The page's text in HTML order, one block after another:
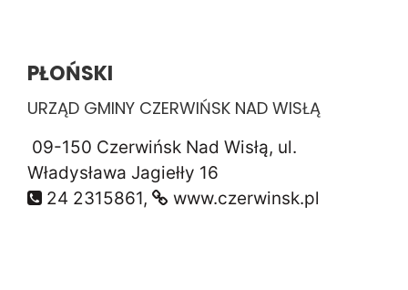
PŁOŃSKI
URZĄD GMINY CZERWIŃSK NAD WISŁĄ
09-150 Czerwińsk Nad Wisłą, ul.
Władysława Jagiełły 16
24 2315861,
www.czerwinsk.pl